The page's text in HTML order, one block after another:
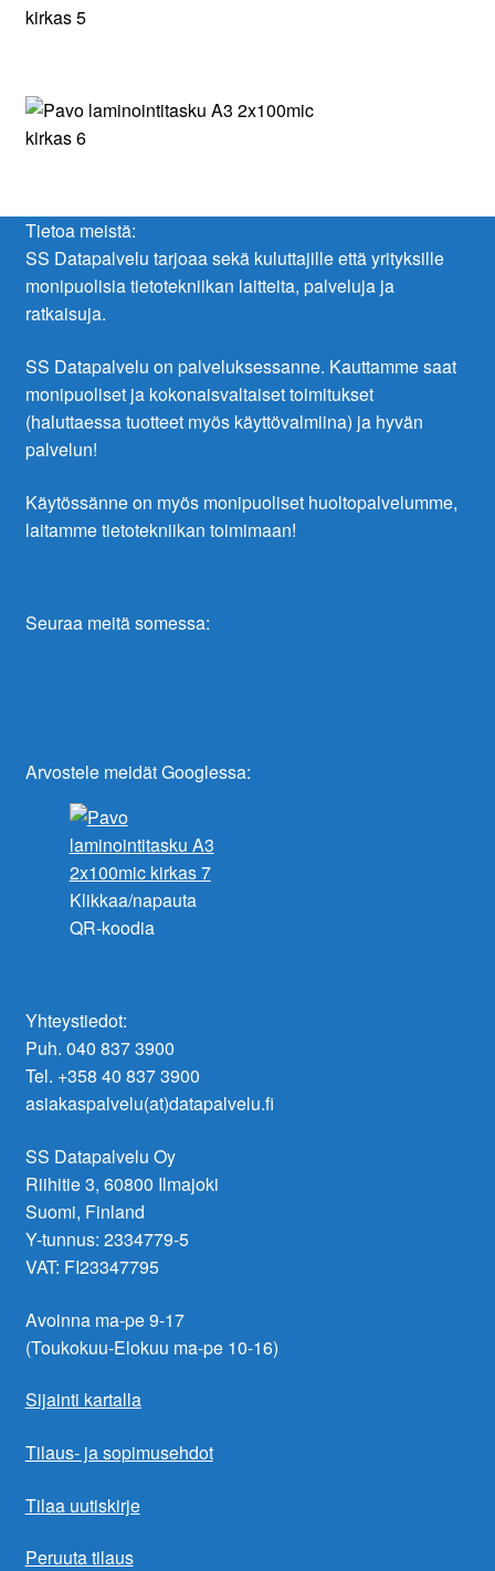
Tietoa meistä:
SS Datapalvelu tarjoaa sekä kuluttajille että yrityksille
monipuolisia tietotekniikan laitteita, palveluja ja
ratkaisuja.
SS Datapalvelu on palveluksessanne. Kauttamme saat
monipuoliset ja kokonaisvaltaiset toimitukset
(haluttaessa tuotteet myös käyttövalmiina) ja hyvän
palvelun!
Käytössänne on myös monipuoliset huoltopalvelumme,
laitamme tietotekniikan toimimaan!
Seuraa meitä somessa:
Arvostele meidät Googlessa:
Klikkaa/napauta
QR-koodia
Yhteystiedot:
Puh. 040 837 3900
Tel. +358 40 837 3900
asiakaspalvelu(at)datapalvelu.fi
SS Datapalvelu Oy
Riihitie 3, 60800 Ilmajoki
Suomi, Finland
Y-tunnus: 2334779-5
VAT: FI23347795
Avoinna ma-pe 9-17
(Toukokuu-Elokuu ma-pe 10-16)
Sijainti kartalla
Tilaus- ja sopimusehdot
Tilaa uutiskirje
Peruuta tilaus